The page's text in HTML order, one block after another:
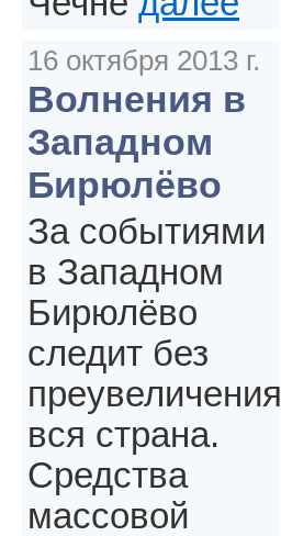
16 октября 2013 г.
Волнения в
Западном
Бирюлёво
За событиями
в Западном
Бирюлёво
следит без
преувеличения
вся страна.
Средства
массовой